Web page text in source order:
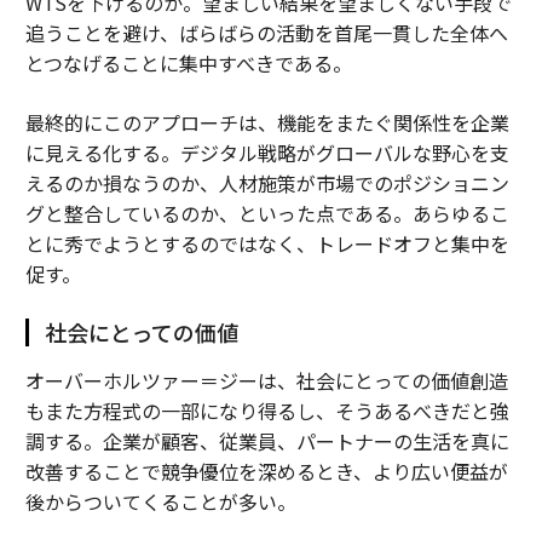
追うことを避け、ばらばらの活動を首尾一貫した全体へ
とつなげることに集中すべきである。
最終的にこのアプローチは、機能をまたぐ関係性を企業
に見える化する。デジタル戦略がグローバルな野心を支
えるのか損なうのか、人材施策が市場でのポジショニン
グと整合しているのか、といった点である。あらゆるこ
とに秀でようとするのではなく、トレードオフと集中を
促す。
社会にとっての価値
オーバーホルツァー＝ジーは、社会にとっての価値創造
もまた方程式の一部になり得るし、そうあるべきだと強
調する。企業が顧客、従業員、パートナーの生活を真に
改善することで競争優位を深めるとき、より広い便益が
後からついてくることが多い。